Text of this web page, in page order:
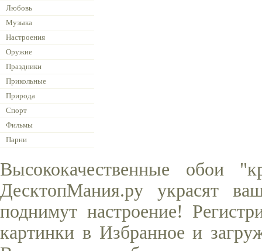
Любовь
Музыка
Настроения
Оружие
Праздники
Прикольные
Природа
Спорт
Фильмы
Парни
Высококачественные обои
ДесктопМания.ру украсят
поднимут настроение!
картинки в Избранное и